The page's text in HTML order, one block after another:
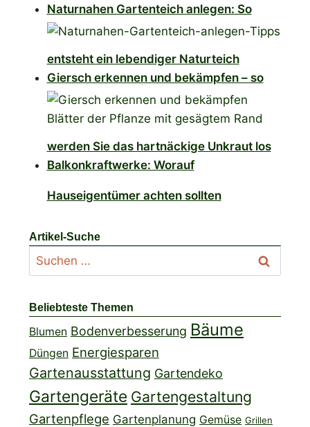
Naturnahen Gartenteich anlegen: So
entsteht ein lebendiger Naturteich
Giersch erkennen und bekämpfen – so
werden Sie das hartnäckige Unkraut los
Balkonkraftwerke: Worauf
Hauseigentümer achten sollten
Artikel-Suche
Suchen
nach:
Beliebteste Themen
Blumen Bodenverbesserung Bäume
Düngen Energiesparen
Gartenausstattung Gartendeko
Gartengeräte Gartengestaltung
Gartenpflege Gartenplanung Gemüse Grillen